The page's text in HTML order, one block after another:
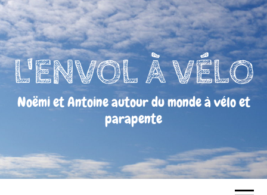
L'ENVOL À VÉLO
Noëmi et Antoine autour du monde à vélo et
parapente